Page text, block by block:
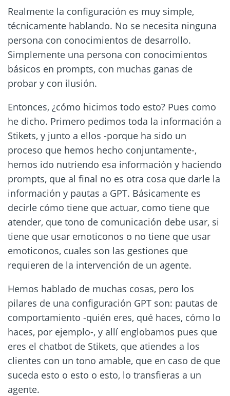
Realmente la configuración es muy simple,
técnicamente hablando. No se necesita ninguna
persona con conocimientos de desarrollo.
Simplemente una persona con conocimientos
básicos en prompts, con muchas ganas de
probar y con ilusión.
Entonces, ¿cómo hicimos todo esto? Pues como
he dicho. Primero pedimos toda la información a
Stikets, y junto a ellos -porque ha sido un
proceso que hemos hecho conjuntamente-,
hemos ido nutriendo esa información y haciendo
prompts, que al final no es otra cosa que darle la
información y pautas a GPT. Básicamente es
decirle cómo tiene que actuar, como tiene que
atender, que tono de comunicación debe usar, si
tiene que usar emoticonos o no tiene que usar
emoticonos, cuales son las gestiones que
requieren de la intervención de un agente.
Hemos hablado de muchas cosas, pero los
pilares de una configuración GPT son: pautas de
comportamiento -quién eres, qué haces, cómo lo
haces, por ejemplo-, y allí englobamos pues que
eres el chatbot de Stikets, que atiendes a los
clientes con un tono amable, que en caso de que
suceda esto o esto o esto, lo transfieras a un
agente.